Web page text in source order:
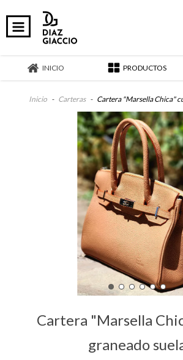
INICIO PRODUCTOS
Inicio - Carteras - Cartera "Marsella Chica"
Cartera "Marsella
graneado